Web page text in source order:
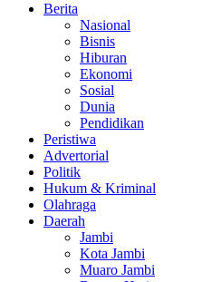
Berita
Nasional
Bisnis
Hiburan
Ekonomi
Sosial
Dunia
Pendidikan
Peristiwa
Advertorial
Politik
Hukum & Kriminal
Olahraga
Daerah
Jambi
Kota Jambi
Muaro Jambi